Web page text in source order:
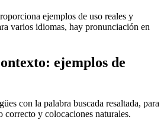
ejemplos de uso reales y
varios idiomas, hay pronunciación en
ejemplos de
con la palabra buscada resaltada, para
correcto y colocaciones naturales.